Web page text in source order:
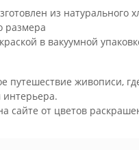
из натурального
размера
в вакуумной
путешествие живописи,
сайте от цветов